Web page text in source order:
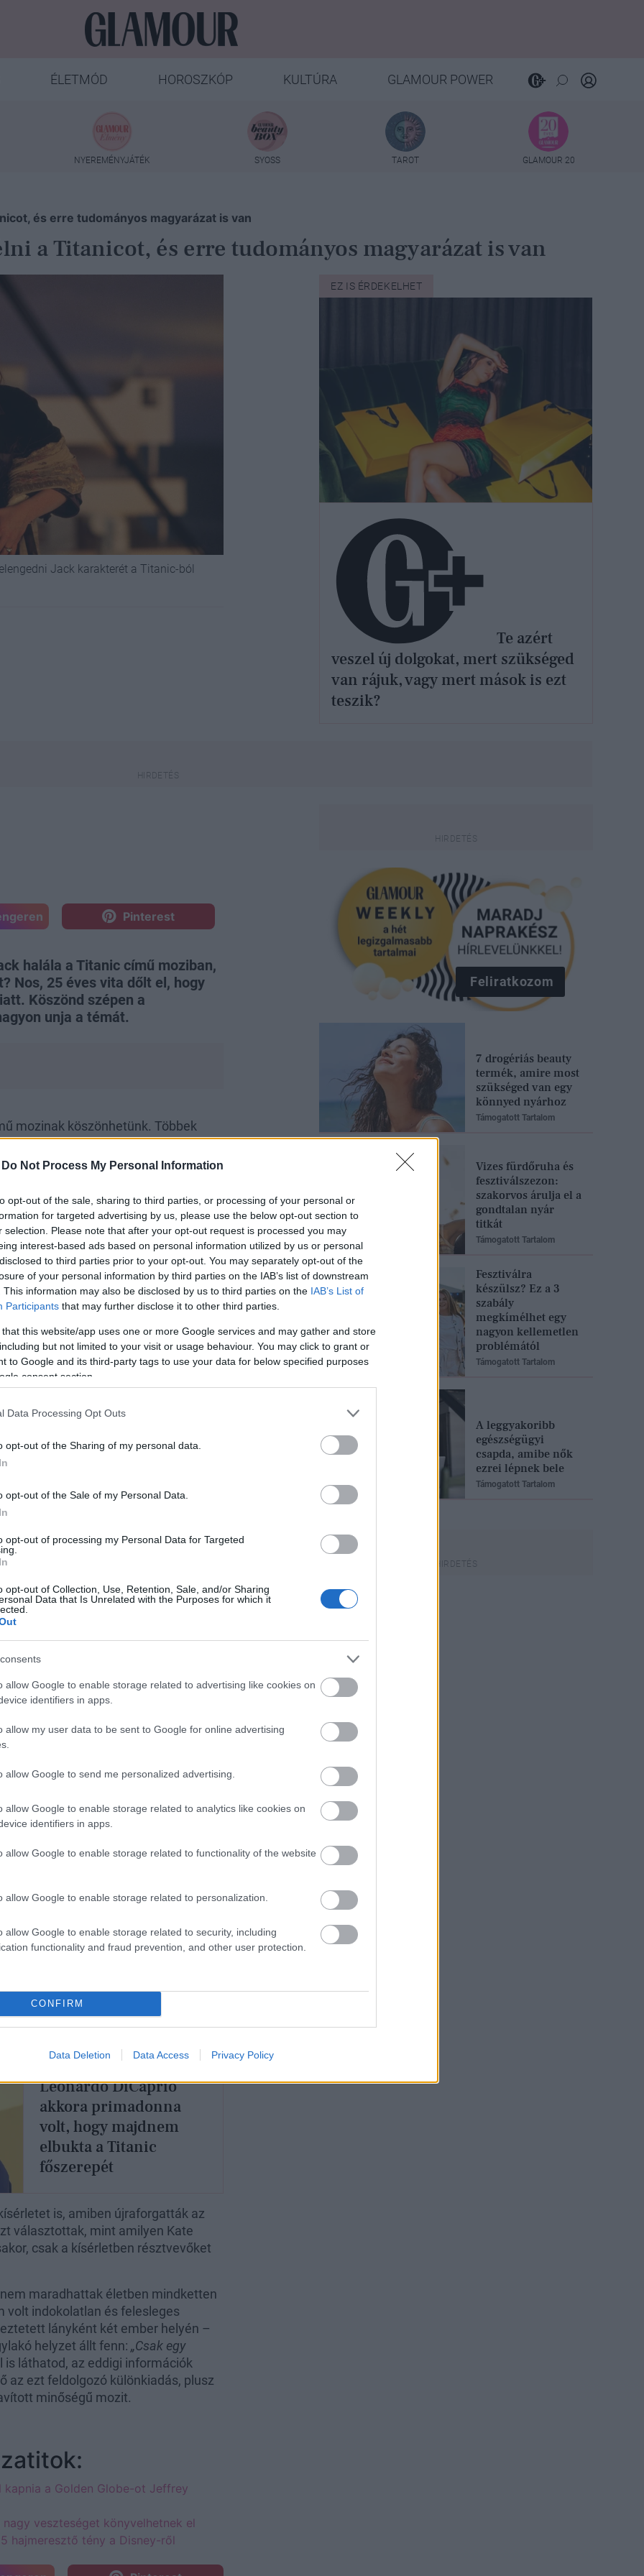
Do Not Process My Personal Information
opt-out of the sale, sharing to third parties, or processing of your personal or
for targeted advertising by us, please use the below opt-out section to
selection. Please note that after your opt-out request is processed you may
interest-based ads based on personal information utilized by us or personal
to third parties prior to your opt-out. You may separately opt-out of the
of your personal information by third parties on the IAB’s list of downstream
This information may also be disclosed by us to third parties on the IAB’s List of
Participants that may further disclose it to other third parties.
that this website/app uses one or more Google services and may gather and store
but not limited to your visit or usage behaviour. You may click to grant or
to Google and its third-party tags to use your data for below specified purposes
consent section.
Data Processing Opt Outs
opt-out of the Sharing of my personal data.
opt-out of the Sale of my Personal Data.
opt-out of processing my Personal Data for Targeted
opt-out of Collection, Use, Retention, Sale, and/or Sharing
Data that Is Unrelated with the Purposes for which it
allow Google to enable storage related to advertising like cookies on
identifiers in apps.
allow my user data to be sent to Google for online advertising
allow Google to send me personalized advertising.
allow Google to enable storage related to analytics like cookies on
identifiers in apps.
allow Google to enable storage related to functionality of the website
allow Google to enable storage related to personalization.
allow Google to enable storage related to security, including
functionality and fraud prevention, and other user protection.
CONFIRM
Data Deletion Data Access Privacy Policy
ÉLETMÓD HOROSZKÓP KULTÚRA GLAMOUR POWER
NYEREMÉNYJÁTÉK SYOSS TAROT GLAMOUR 20
és erre tudományos magyarázat is van
a Titanicot, és erre tudományos magyarázat is van
Jack karakterét a Titanic-ból
EZ IS ÉRDEKELHET
Te azért
veszel új dolgokat, mert szükséged
van rájuk, vagy mert mások is ezt
teszik?
Pinterest
halála a Titanic című moziban,
Nos, 25 éves vita dőlt el, hogy
Köszönd szépen a
unja a témát.
mozinak köszönhetünk. Többek
idők harmadik legnagyobb bevételét
dollárral, amit ugyancsak a
és egy évtizedek óta tartó
amikor ketten is elfértek volna
részét népszerűsíti, a Toronto
Jack sorsa, valamint a kérdés:
csendben jegyezzük
e-mailt kapna a Rómeó és Júlia
és mindenkorra pontot tenni az
kollektívan megértsük:
Cameron szerint az sem
Ez a történet a szerelemről, az
áldozatban mérhető”
25 év elteltével többé nem kell
feszeget az internet népe.
forgatásán - nem, az ajtó még
Leonardo DiCaprio
akkora primadonna
volt, hogy majdnem
elbukta a Titanic
főszerepét
is, amiben újraforgatták az
választottak, mint amilyen Kate
csak a kísérletben résztvevőket
maradhattak életben mindketten
volt indokolatlan és felesleges
lányként két ember helyén –
helyzet állt fenn: „Csak egy
láthatod, az eddigi információk
az ezt feldolgozó különkiadás, plusz
minőségű mozit.
a Golden Globe-ot Jeffrey
veszteséget könyvelhetnek el
hajmeresztő tény a Disney-ről
Feliratkozom
7 drogériás beauty
termék, amire most
szükséged van egy
könnyed nyárhoz
Támogatott Tartalom
Vizes fürdőruha és
fesztiválszezon:
szakorvos árulja el a
gondtalan nyár
titkát
Támogatott Tartalom
Fesztiválra
készülsz? Ez a 3
szabály
megkímélhet egy
nagyon kellemetlen
problémától
Támogatott Tartalom
A leggyakoribb
egészségügyi
csapda, amibe nők
ezrei lépnek bele
Támogatott Tartalom